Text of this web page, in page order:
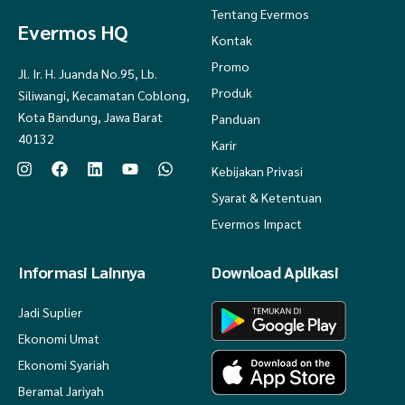
Aamiin Yaa Rabb
Mengapa harus berbelanja di Al Madinah Parfum Zamzam?!
Pengiriman/Drop Kurir akan kami upayakan dikirim pada hari yang
sama.
Pengemasan produk yang Insya Allah aman, tanpa ada biaya
Harga termurah, Resmi produk Manasik Qolbu
Produk Asli dan Berkualitas dari Manasik Qolbu
Admin Fast Respon. Jangan sungkan untuk bertanya tentang produk,
jadwal/status pengiriman atau jika ada kendala terkait produk
Evermos HQ
Jl. Ir. H. Juanda No.95, Lb.
Siliwangi, Kecamatan Coblong,
Kota Bandung, Jawa Barat
40132
Tentang Evermos
Kontak
Promo
Produk
Panduan
Karir
Kebijakan Privasi
Syarat & Ketentuan
Evermos Impact
Informasi Lainnya
Jadi Suplier
Ekonomi Umat
Ekonomi Syariah
Beramal Jariyah
Download Aplikasi